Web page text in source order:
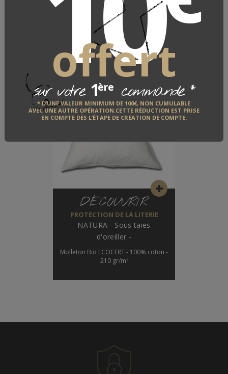
offert
sur votre 1ère commande*
* D’UNE VALEUR MINIMUM DE 100€, NON CUMULABLE
AVEC UNE AUTRE OPÉRATION.CETTE RÉDUCTION EST PRISE
EN COMPTE DÈS L’ÉTAPE DE CRÉATION DE COMPTE.
Bonnets 27 cm
Molleton Bio ECOCERT - 100% coton -
210 gr/m²
DÉCOUVRIR
PROTECTION DE LA LITERIE
NATURA - Sous taies
d'oreiller -
Molleton Bio ECOCERT - 100% coton -
210 gr/m²